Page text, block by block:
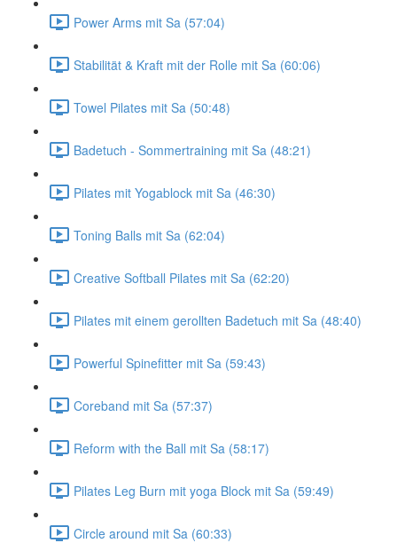
Power Arms mit Sa (57:04)
Stabilität & Kraft mit der Rolle mit Sa (60:06)
Towel Pilates mit Sa (50:48)
Badetuch - Sommertraining mit Sa (48:21)
Pilates mit Yogablock mit Sa (46:30)
Toning Balls mit Sa (62:04)
Creative Softball Pilates mit Sa (62:20)
Pilates mit einem gerollten Badetuch mit Sa (48:40)
Powerful Spinefitter mit Sa (59:43)
Coreband mit Sa (57:37)
Reform with the Ball mit Sa (58:17)
Pilates Leg Burn mit yoga Block mit Sa (59:49)
Circle around mit Sa (60:33)